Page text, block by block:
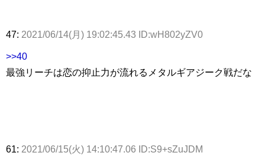
47: 2021/06/14(月) 19:02:45.43 ID:wH802yZV0
>>40
最強リーチは恋の抑止力が流れるメタルギアジーク戦だな
61: 2021/06/15(火) 14:10:47.06 ID:S9+sZuJDM